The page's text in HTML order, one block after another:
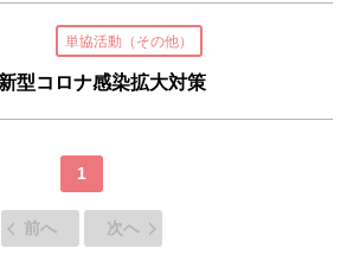
単協活動（その他）
型コロナ感染拡大対策
1
前へ 次へ